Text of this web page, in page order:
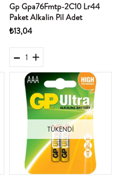
Gp Gpa76Fmtp-2C10 Lr44
Paket Alkalin Pil Adet
₺13,04
TÜKENDI